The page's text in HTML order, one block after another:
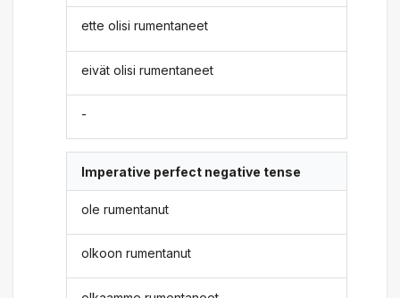
ette olisi rumentaneet
eivät olisi rumentaneet
-
Imperative perfect negative tense
ole rumentanut
olkoon rumentanut